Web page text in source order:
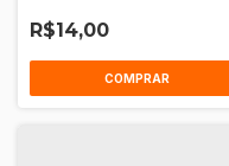
R$14,00